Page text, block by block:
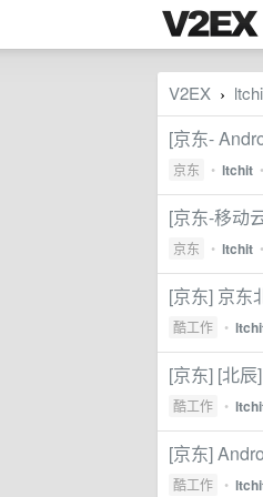
V2EX ›
[京东-
京东 • ltchit •
[京东-移动
京东 • ltchit •
[京东] 京东
酷工作 •
[京东] [北
酷工作 •
[京东]
酷工作 •